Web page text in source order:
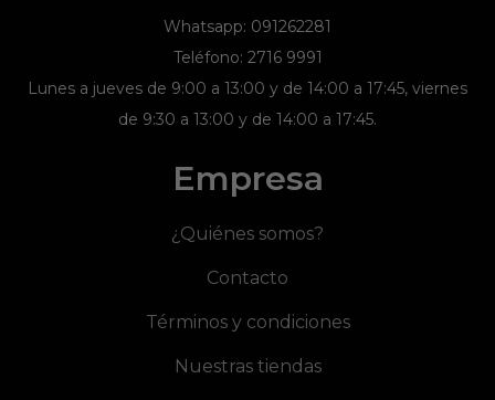
Whatsapp: 091262281
Teléfono: 2716 9991
Lunes a jueves de 9:00 a 13:00 y de 14:00 a 17:45, viernes
de 9:30 a 13:00 y de 14:00 a 17:45.
Empresa
¿Quiénes somos?
Contacto
Términos y condiciones
Nuestras tiendas